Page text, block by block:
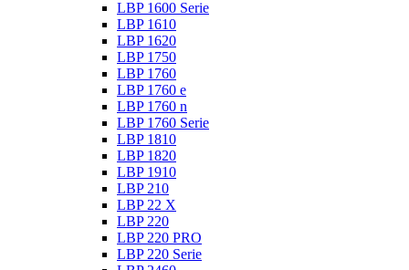
LBP 1600 Serie
LBP 1610
LBP 1620
LBP 1750
LBP 1760
LBP 1760 e
LBP 1760 n
LBP 1760 Serie
LBP 1810
LBP 1820
LBP 1910
LBP 210
LBP 22 X
LBP 220
LBP 220 PRO
LBP 220 Serie